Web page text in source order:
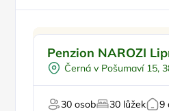
Venkovní bazén
U vody
Pro milovníky přírody
Pro relaxaci
Penzion NAROZI
Černá v Pošumaví 15,
30 osob
30 lůžek 9